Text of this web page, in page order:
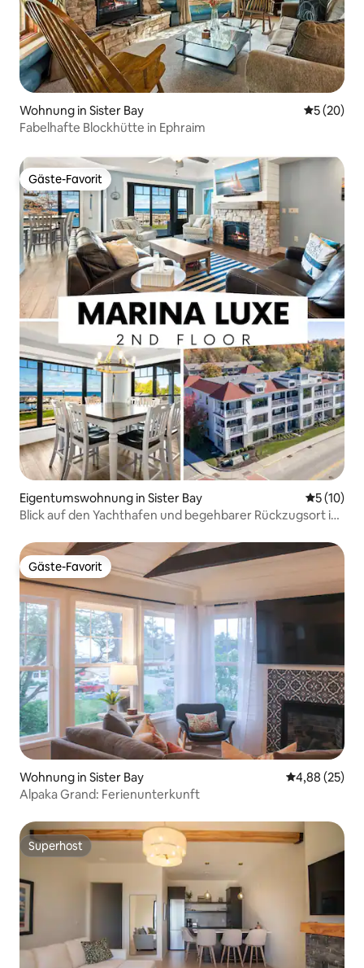
Wohnung in Sister Bay
5 (20)
Fabelhafte Blockhütte in Ephraim
Gäste-Favorit
Gäste-Favorit
Eigentumswohnung in Sister Bay
5 (10)
Blick auf den Yachthafen und begehbarer Rückzugsort in
Gäste-Favorit
Gäste-Favorit
Wohnung in Sister Bay
4,88 (25)
Alpaka Grand: Ferienunterkunft
Superhost
Superhost